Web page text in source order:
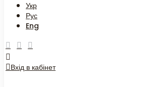
Укр
Рус
Eng
Вхід в кабінет